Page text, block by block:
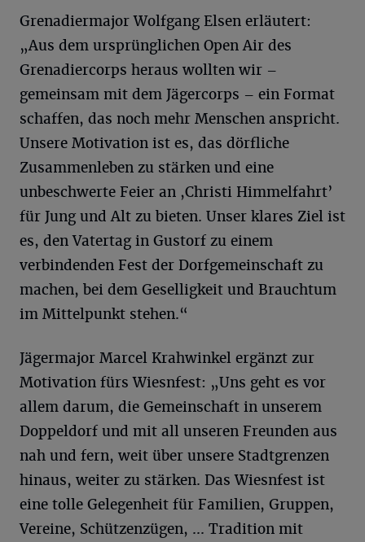
Grenadiermajor Wolfgang Elsen erläutert:
„Aus dem ursprünglichen Open Air des
Grenadiercorps heraus wollten wir –
gemeinsam mit dem Jägercorps – ein Format
schaffen, das noch mehr Menschen anspricht.
Unsere Motivation ist es, das dörfliche
Zusammenleben zu stärken und eine
unbeschwerte Feier an ,Christi Himmelfahrt’
für Jung und Alt zu bieten. Unser klares Ziel ist
es, den Vatertag in Gustorf zu einem
verbindenden Fest der Dorfgemeinschaft zu
machen, bei dem Geselligkeit und Brauchtum
im Mittelpunkt stehen.“
Jägermajor Marcel Krahwinkel ergänzt zur
Motivation fürs Wiesnfest: „Uns geht es vor
allem darum, die Gemeinschaft in unserem
Doppeldorf und mit all unseren Freunden aus
nah und fern, weit über unsere Stadtgrenzen
hinaus, weiter zu stärken. Das Wiesnfest ist
eine tolle Gelegenheit für Familien, Gruppen,
Vereine, Schützenzügen, ... Tradition mit